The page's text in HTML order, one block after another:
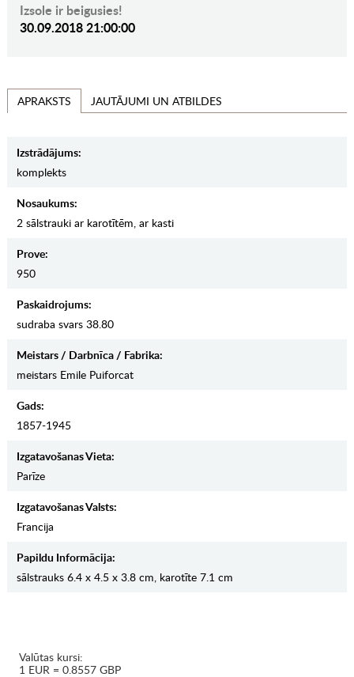
Izsole ir beigusies!
30.09.2018 21:00:00
APRAKSTS JAUTĀJUMI UN ATBILDES
Izstrādājums:
komplekts
Nosaukums:
2 sālstrauki ar karotītēm, ar kasti
Prove:
950
Paskaidrojums:
sudraba svars 38.80
Meistars / Darbnīca / Fabrika:
meistars Emile Puiforcat
Gads:
1857-1945
Izgatavošanas Vieta:
Parīze
Izgatavošanas Valsts:
Francija
Papildu Informācija:
sālstrauks 6.4 x 4.5 x 3.8 cm, karotīte 7.1 cm
Valūtas kursi:
1 EUR = 0.8557 GBP